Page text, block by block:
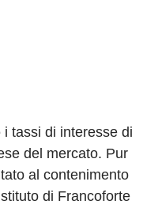
tassi di interesse di
del mercato. Pur
al contenimento
di Francoforte